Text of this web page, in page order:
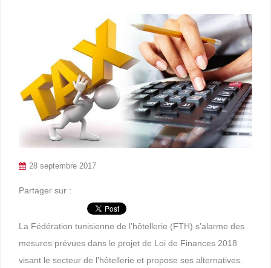
28 septembre 2017
Partager sur :
La Fédération tunisienne de l’hôtellerie (FTH) s’alarme des
mesures prévues dans le projet de Loi de Finances 2018
visant le secteur de l’hôtellerie et propose ses alternatives.